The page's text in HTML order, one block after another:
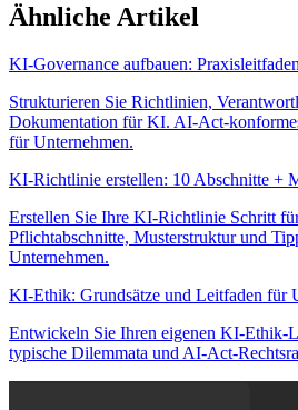
Ähnliche Artikel
KI-Governance aufbauen:
Strukturieren Sie Richtlinien,
Dokumentation für KI. AI-Act-
für Unternehmen.
KI-Richtlinie erstellen: 10 Abschnitte +
Erstellen Sie Ihre KI-Richtlinie Schritt
Pflichtabschnitte, Musterstruktur und
Unternehmen.
KI-Ethik: Grundsätze und Leitfaden für
Entwickeln Sie Ihren eigenen KI-Ethik-
typische Dilemmata und AI-Act-